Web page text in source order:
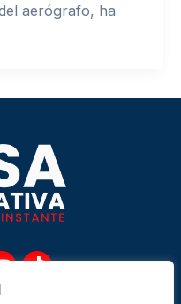
aerógrafo, ha
Y
u
T